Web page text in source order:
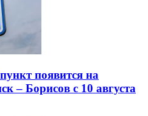
появится на
– Борисов с 10 августа